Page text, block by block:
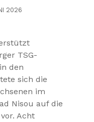
2026
TSG-
den
sich die
im
Nisou auf die
Acht